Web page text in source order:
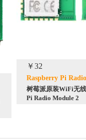
￥32
Raspberry Pi
树莓派原装WiFi无
Pi Radio Module 2